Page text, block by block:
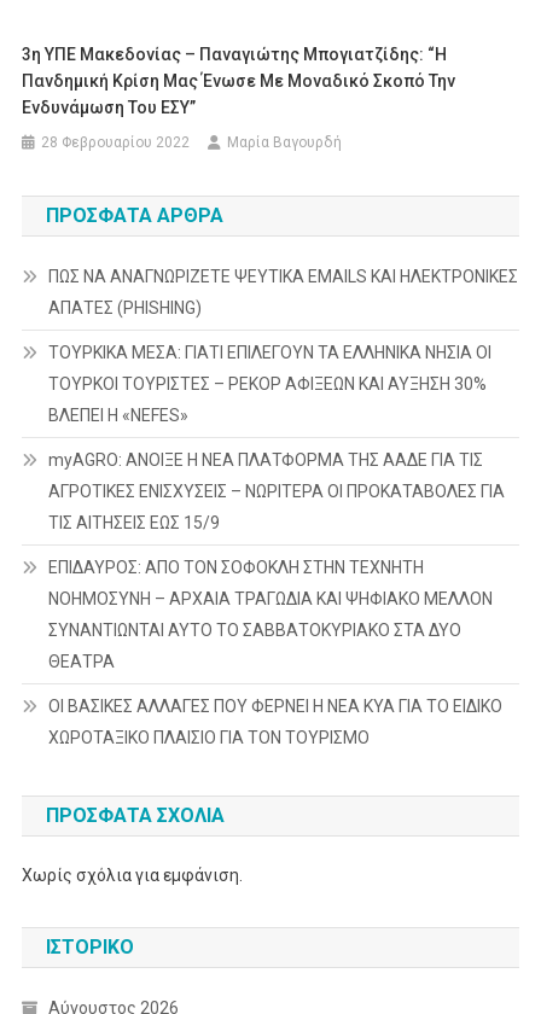
3η ΥΠΕ Μακεδονίας – Παναγιώτης Μπογιατζίδης: “Η
Πανδημική Κρίση Μας Ένωσε Με Μοναδικό Σκοπό Την
Ενδυνάμωση Του ΕΣΥ”
28 Φεβρουαρίου 2022 Μαρία Βαγουρδή
ΠΡΌΣΦΑΤΑ ΆΡΘΡΑ
ΠΩΣ ΝΑ ΑΝΑΓΝΩΡΙΖΕΤΕ ΨΕΥΤΙΚΑ EMAILS ΚΑΙ ΗΛΕΚΤΡΟΝΙΚΕΣ
ΑΠΑΤΕΣ (PHISHING)
ΤΟΥΡΚΙΚΑ ΜΕΣΑ: ΓΙΑΤΙ ΕΠΙΛΕΓΟΥΝ ΤΑ ΕΛΛΗΝΙΚΑ ΝΗΣΙΑ ΟΙ
ΤΟΥΡΚΟΙ ΤΟΥΡΙΣΤΕΣ – ΡΕΚΟΡ ΑΦΙΞΕΩΝ ΚΑΙ ΑΥΞΗΣΗ 30%
ΒΛΕΠΕΙ Η «NEFES»
myAGRO: ΑΝΟΙΞΕ Η ΝΕΑ ΠΛΑΤΦΟΡΜΑ ΤΗΣ ΑΑΔΕ ΓΙΑ ΤΙΣ
ΑΓΡΟΤΙΚΕΣ ΕΝΙΣΧΥΣΕΙΣ – ΝΩΡΙΤΕΡΑ ΟΙ ΠΡΟΚΑΤΑΒΟΛΕΣ ΓΙΑ
ΤΙΣ ΑΙΤΗΣΕΙΣ ΕΩΣ 15/9
ΕΠΙΔΑΥΡΟΣ: ΑΠΟ ΤΟΝ ΣΟΦΟΚΛΗ ΣΤΗΝ ΤΕΧΝΗΤΗ
ΝΟΗΜΟΣΥΝΗ – ΑΡΧΑΙΑ ΤΡΑΓΩΔΙΑ ΚΑΙ ΨΗΦΙΑΚΟ ΜΕΛΛΟΝ
ΣΥΝΑΝΤΙΩΝΤΑΙ ΑΥΤΟ ΤΟ ΣΑΒΒΑΤΟΚΥΡΙΑΚΟ ΣΤΑ ΔΥΟ
ΘΕΑΤΡΑ
ΟΙ ΒΑΣΙΚΕΣ ΑΛΛΑΓΕΣ ΠΟΥ ΦΕΡΝΕΙ Η ΝΕΑ ΚΥΑ ΓΙΑ ΤΟ ΕΙΔΙΚΟ
ΧΩΡΟΤΑΞΙΚΟ ΠΛΑΙΣΙΟ ΓΙΑ ΤΟΝ ΤΟΥΡΙΣΜΟ
ΠΡΌΣΦΑΤΑ ΣΧΌΛΙΑ
Χωρίς σχόλια για εμφάνιση.
ΙΣΤΟΡΙΚΌ
Αύγουστος 2026